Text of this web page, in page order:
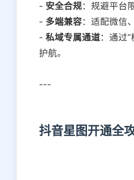
- 安全合规：规避平台
- 多端兼容：适配微信
- 私域专属通道：通过
护航。
---
抖音星图开通全